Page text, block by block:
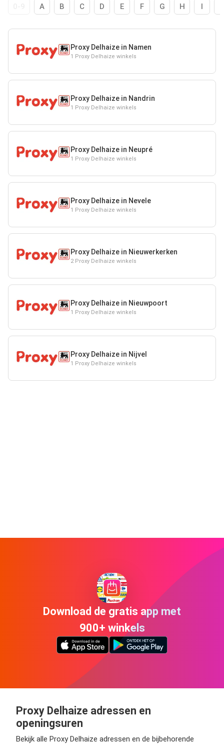
A B C D E F G H I
Proxy Delhaize in Namen
1 Proxy Delhaize winkels
Proxy Delhaize in Nandrin
1 Proxy Delhaize winkels
Proxy Delhaize in Neupré
1 Proxy Delhaize winkels
Proxy Delhaize in Nevele
1 Proxy Delhaize winkels
Proxy Delhaize in Nieuwerkerken
2 Proxy Delhaize winkels
Proxy Delhaize in Nieuwpoort
1 Proxy Delhaize winkels
Proxy Delhaize in Nijvel
1 Proxy Delhaize winkels
Download de gratis app met
900+ winkels
Proxy Delhaize adressen en
openingsuren
Bekijk alle Proxy Delhaize adressen en de bijbehorende